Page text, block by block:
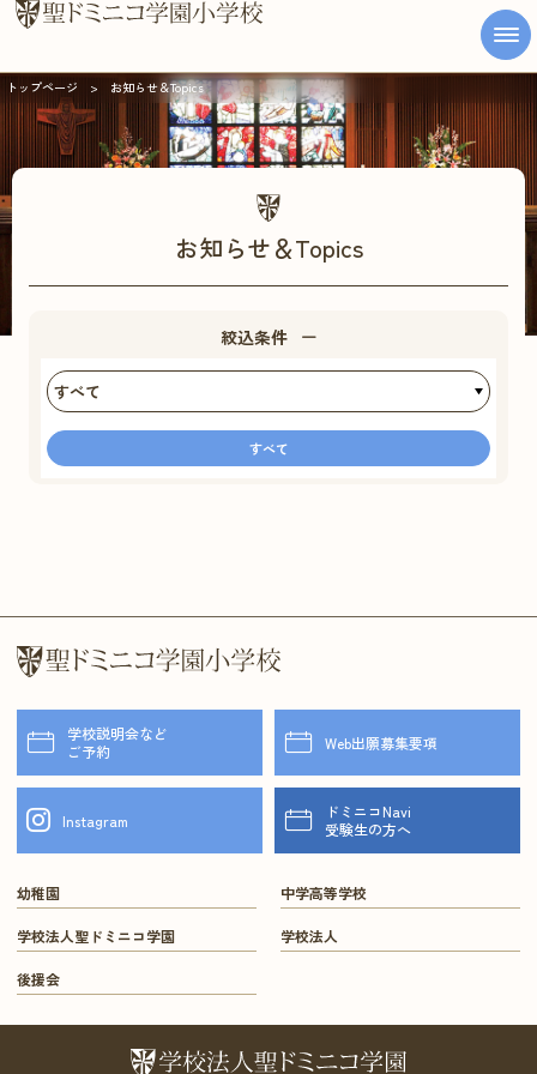
学校案内
教育について
入学案内
学校説明会などご予約 Web出願募集要項
トップページ お知らせ＆Topics
お知らせ＆Topics
絞込条件
すべて
学校説明会など
ご予約
Web出願募集要項
Instagram
ドミニコNavi
受験生の方へ
幼稚園 中学高等学校
学校法人聖ドミニコ学園 学校法人
後援会